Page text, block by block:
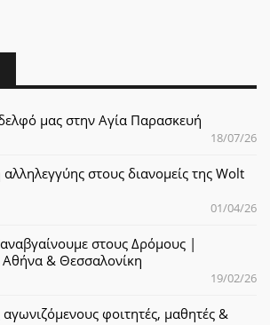
μας στην Αγία Παρασκευή
18/07/26
στους διανομείς της Wolt
01/04/26
στους Δρόμους |
Αθήνα & Θεσσαλονίκη
19/02/26
φοιτητές, μαθητές &